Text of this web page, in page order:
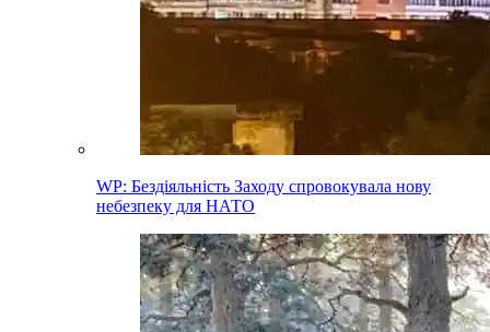
WP: Бездіяльність Заходу спровокувала нову
небезпеку для НАТО